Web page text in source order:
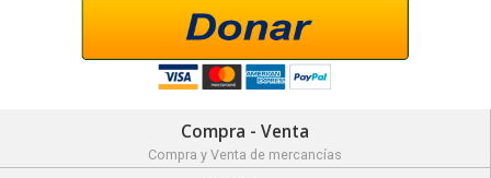
Compra - Venta
Compra y Venta de mercancías